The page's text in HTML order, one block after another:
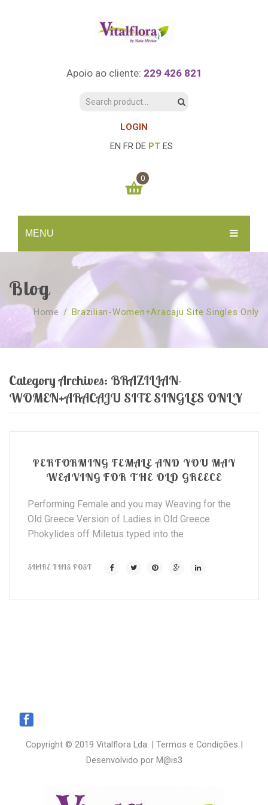
Apoio ao cliente: 229 426 821
LOGIN
EN FR DE PT ES
MENU
SOBRE NÓS
Quem Somos
Revenda
Faqs
CURSOS
Agenda
Florais St. Germain
O Fundamento
Workshops – Agenda
TESTE ONLINE
Florais Sant Germain
Barras de Access
Processos corporais
Consultas Online
SHOP
Florais St. Germain
Livros
Vários
CONTACTO
0
You have no items in your shopping cart
SUBTOTAL: 0.00€
Blog
Home / Brazilian-Women+aracaju Site Singles Only
Category Archives: BRAZILIAN-
WOMEN+ARACAJU SITE SINGLES ONLY
PERFORMING FEMALE AND YOU MAY
WEAVING FOR THE OLD GREECE
Performing Female and you may Weaving for the
Old Greece Version of Ladies in Old Greece
Phokylides off Miletus typed into the
SHARE THIS POST
Copyright © 2019 Vitalflora Lda. | Termos e Condições |
Desenvolvido por M@is3